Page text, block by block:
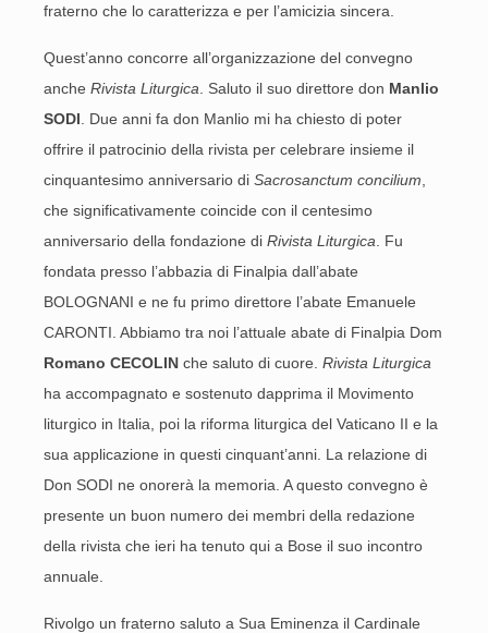
fraterno che lo caratterizza e per l’amicizia sincera.
Quest’anno concorre all’organizzazione del convegno
anche Rivista Liturgica . Saluto il suo direttore don Manlio
SODI . Due anni fa don Manlio mi ha chiesto di poter
offrire il patrocinio della rivista per celebrare insieme il
cinquantesimo anniversario di Sacrosanctum concilium
che significativamente coincide con il centesimo
anniversario della fondazione di Rivista Liturgica . Fu
fondata presso l’abbazia di Finalpia dall’abate
BOLOGNANI e ne fu primo direttore l’abate Emanuele
CARONTI. Abbiamo tra noi l’attuale abate di Finalpia Dom
Romano CECOLIN che saluto di cuore. Rivista Liturgica
ha accompagnato e sostenuto dapprima il Movimento
liturgico in Italia, poi la riforma liturgica del Vaticano II e la
sua applicazione in questi cinquant’anni. La relazione di
Don SODI ne onorerà la memoria. A questo convegno è
presente un buon numero dei membri della redazione
della rivista che ieri ha tenuto qui a Bose il suo incontro
annuale.
Rivolgo un fraterno saluto a Sua Eminenza il Cardinale